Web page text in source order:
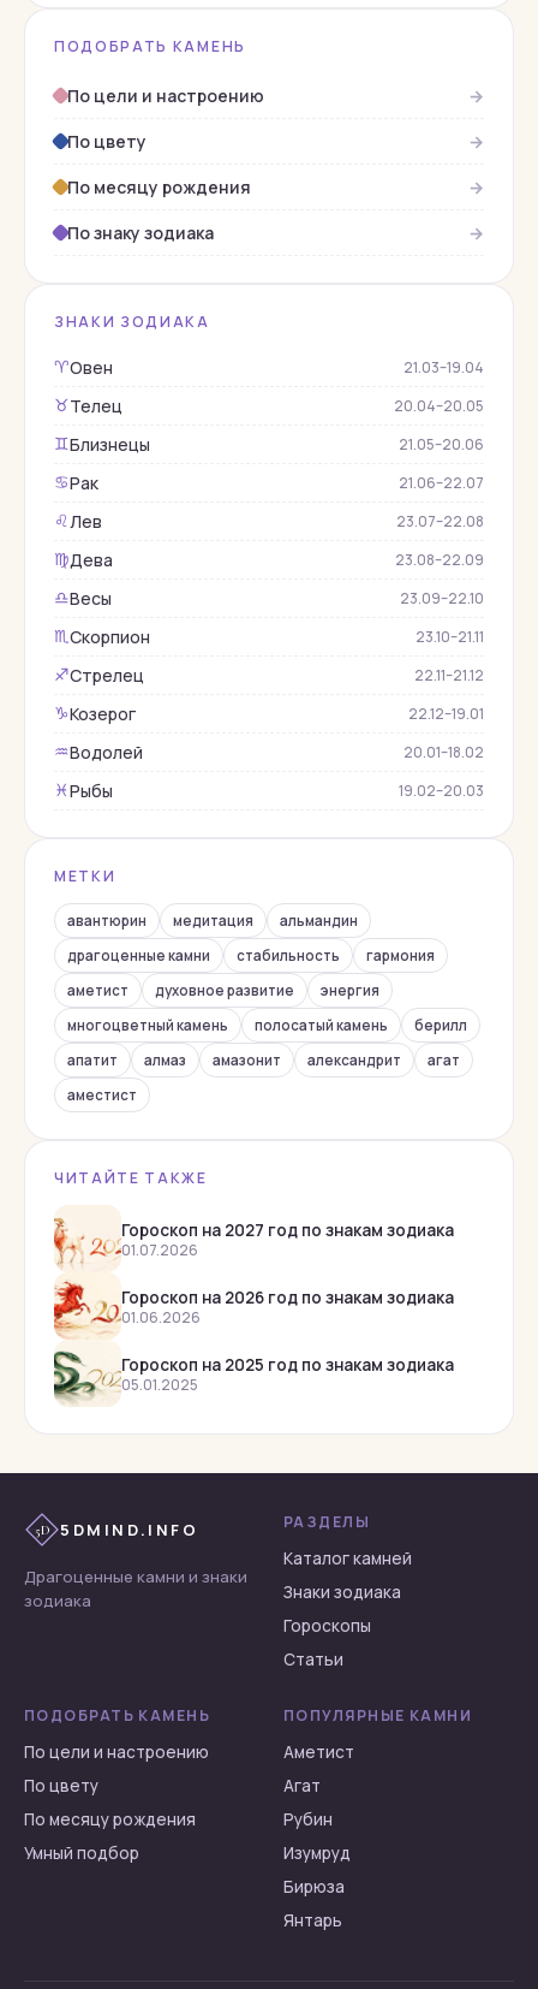
Гагат
Гелиодор
Гелиотроп
Гематит
Гороскопы
Гранат
Демантоид
Жадеит
Жемчуг
Змеевик
Изумруд
Кварц
Коралл
Корунд
Кошачий глаз
Лабрадор
Лунный камень
Малахит
Нефрит
Обсидиан
Оникс
Опал
Перидот
Раухтопаз
Родолит
Родонит
Рубеллит
Рубин
Сапфир
Топаз
Турмалин
Флюорит
Хризолит
Хризопраз
Циркон
Цитрин
ПОДОБРАТЬ КАМЕНЬ
По цели и настроению
→
По цвету
→
По месяцу рождения
→
По знаку зодиака
→
ЗНАКИ ЗОДИАКА
♈︎Овен 21.03–19.04
♉︎Телец 20.04–20.05
♊︎Близнецы 21.05–20.06
♋︎Рак 21.06–22.07
♌︎Лев 23.07–22.08
♍︎Дева 23.08–22.09
♎︎Весы 23.09–22.10
♏︎Скорпион 23.10–21.11
♐︎Стрелец 22.11–21.12
♑︎Козерог 22.12–19.01
♒︎Водолей 20.01–18.02
♓︎Рыбы 19.02–20.03
МЕТКИ
авантюрин медитация
альмандин
драгоценные камни
стабильность
гармония
аметист
духовное развитие
энергия
многоцветный камень
полосатый камень
берилл
апатит
алмаз амазонит александрит
агат
аместист
ЧИТАЙТЕ ТАКЖЕ
Гороскоп на 2027 год по знакам зодиака
01.07.2026
Гороскоп на 2026 год по знакам зодиака
01.06.2026
Гороскоп на 2025 год по знакам зодиака
05.01.2025
5D 5DMIND.INFO
Драгоценные камни и знаки
зодиака
РАЗДЕЛЫ
Каталог камней
Знаки зодиака
Гороскопы
Статьи
ПОДОБРАТЬ КАМЕНЬ
По цели и настроению
По цвету
По месяцу рождения
Умный подбор
ПОПУЛЯРНЫЕ КАМНИ
Аметист
Агат
Рубин
Изумруд
Бирюза
Янтарь